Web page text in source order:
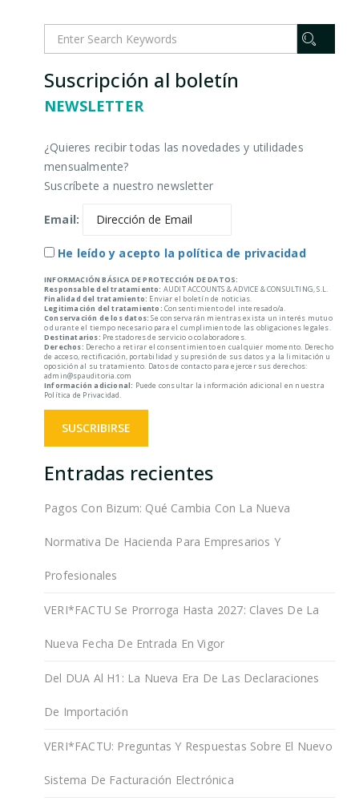
Suscripción al boletín
NEWSLETTER
¿Quieres recibir todas las novedades y utilidades
mensualmente?
Suscríbete a nuestro newsletter
Email:
He leído y acepto la política de privacidad
INFORMACIÓN BÁSICA DE PROTECCIÓN DE DATOS:
Responsable del tratamiento: AUDIT ACCOUNTS & ADVICE & CONSULTING, S.L.
Finalidad del tratamiento: Enviar el boletín de noticias.
Legitimación del tratamiento: Consentimiento del interesado/a.
Conservación de los datos: Se conservarán mientras exista un interés mutuo
o durante el tiempo necesario para el cumplimiento de las obligaciones legales.
Destinatarios: Prestadores de servicio o colaboradores.
Derechos: Derecho a retirar el consentimiento en cualquier momento. Derecho
de acceso, rectificación, portabilidad y supresión de sus datos y a la limitación u
oposición al su tratamiento. Datos de contacto para ejercer sus derechos:
admin@spauditoria.com
Información adicional: Puede consultar la información adicional en nuestra
Política de Privacidad.
Entradas recientes
Pagos Con Bizum: Qué Cambia Con La Nueva
Normativa De Hacienda Para Empresarios Y
Profesionales
VERI*FACTU Se Prorroga Hasta 2027: Claves De La
Nueva Fecha De Entrada En Vigor
Del DUA Al H1: La Nueva Era De Las Declaraciones
De Importación
VERI*FACTU: Preguntas Y Respuestas Sobre El Nuevo
Sistema De Facturación Electrónica